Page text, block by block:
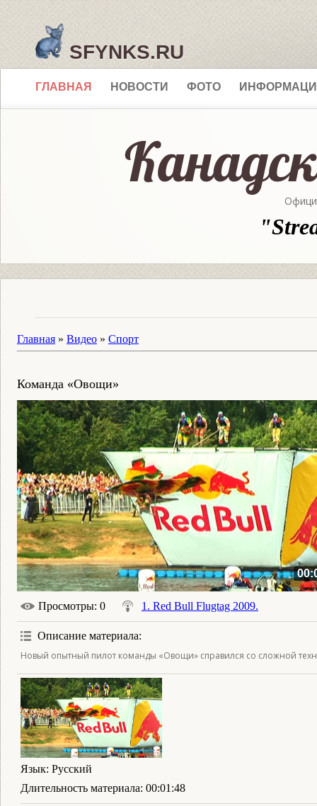
SFYNKS.RU
ГЛАВНАЯ НОВОСТИ ФОТО
Главная » Видео » Спорт
Команда «Овощи»
Просмотры: 0 1. Red Bull Flugtag 2009.
Описание материала:
Новый опытный пилот команды «Овощи» справился со сложной
Язык: Русский
Длительность материала: 00:01:48